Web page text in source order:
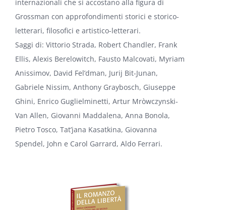
internazionali che si accostano alla figura di
Grossman con approfondimenti storici e storico-
letterari, filosofici e artistico-letterari.
Saggi di: Vittorio Strada, Robert Chandler, Frank
Ellis, Alexis Berelowitch, Fausto Malcovati, Myriam
Anissimov, David Fel’dman, Jurij Bit-Junan,
Gabriele Nissim, Anthony Graybosch, Giuseppe
Ghini, Enrico Guglielminetti, Artur Mròwczynski-
Van Allen, Giovanni Maddalena, Anna Bonola,
Pietro Tosco, Tat’jana Kasatkina, Giovanna
Spendel, John e Carol Garrard, Aldo Ferrari.